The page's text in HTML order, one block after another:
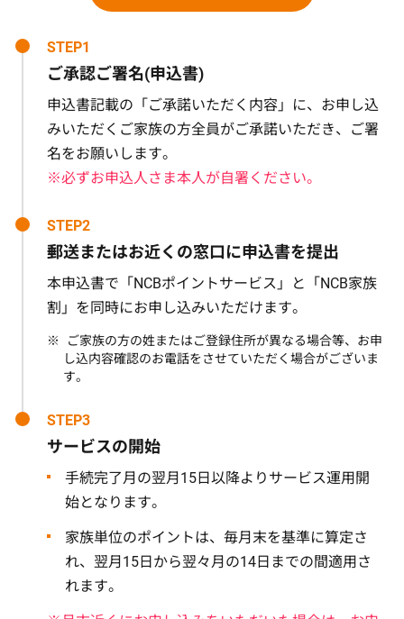
STEP1
ご承認ご署名(申込書)
申込書記載の「ご承諾いただく内容」に、お申し込
みいただくご家族の方全員がご承諾いただき、ご署
名をお願いします。
※必ずお申込人さま本人が自署ください。
STEP2
郵送またはお近くの窓口に申込書を提出
本申込書で「NCBポイントサービス」と「NCB家族
割」を同時にお申し込みいただけます。
ご家族の方の姓またはご登録住所が異なる場合等、お申
し込内容確認のお電話をさせていただく場合がございま
す。
STEP3
サービスの開始
手続完了月の翌月15日以降よりサービス運用開
始となります。
家族単位のポイントは、毎月末を基準に算定さ
れ、翌月15日から翌々月の14日までの間適用さ
れます。